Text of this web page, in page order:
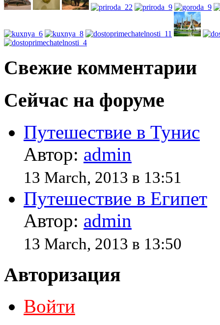
Свежие комментарии
Сейчас на форуме
Путешествие в Тунис
Автор: admin
13 March, 2013 в 13:51
Путешествие в Египет
Автор: admin
13 March, 2013 в 13:50
Авторизация
Войти